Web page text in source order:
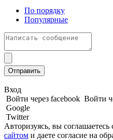
По порядку
Популярные
Отправить
Вход
Войти через facebook Войти
Google
Twitter
Авторизуясь, вы соглашаетесь
сайтом и даете согласие на